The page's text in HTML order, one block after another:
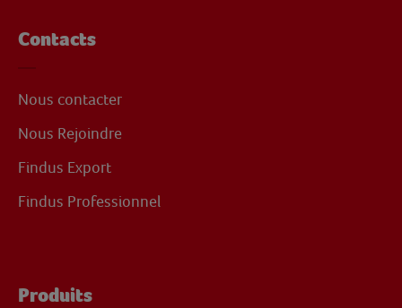
Contacts
Nous contacter
Nous Rejoindre
Findus Export
Findus Professionnel
Produits